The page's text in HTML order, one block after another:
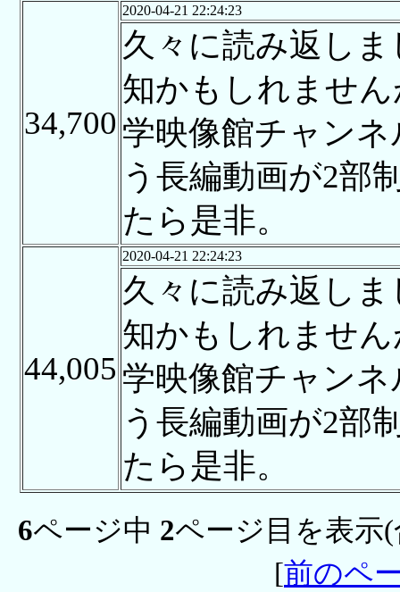
34,700
2020-04-21 22:24:23
久々に読み返し
知かもしれません
学映像館チャン
う長編動画が2部
たら是非。
44,005
2020-04-21 22:24:23
久々に読み返し
知かもしれません
学映像館チャン
う長編動画が2部
たら是非。
6ページ中 2ページ目を表示
[前のペ